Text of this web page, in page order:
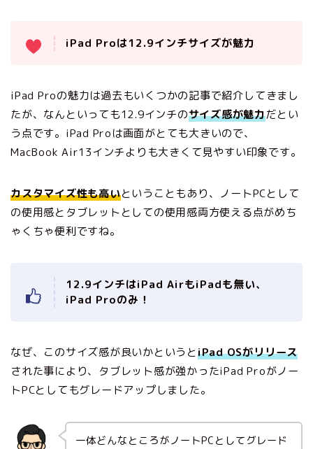
iPad Proは12.9インチサイズが魅力
iPad Proの魅力は過去もいくつかの記事で紹介してきまし
たが、なんといっても12.9インチのサイズ感が魅力だとい
う点です。iPad Proは画面がとても大きいので、
MacBook Air13インチよりも大きくて見やすい印象です。
カスタマイズ性も高いということもあり、ノートPCとして
の使用感とタブレットとしての使用感両方使える点がめち
ゃくちゃ便利ですね。
12.9インチはiPad AirもiPadも無い、
iPad Proのみ！
なぜ、このサイズ感が良いかというとiPad OSがリリース
された事により、タブレット感が強かったiPad Proがノー
トPCとしてもグレードアップしました。
一体どんなところがノートPCとしてグレード